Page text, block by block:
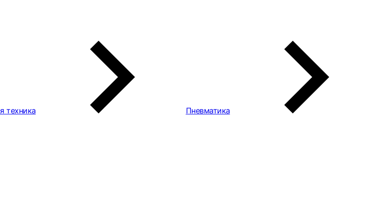
техника
Пневматика